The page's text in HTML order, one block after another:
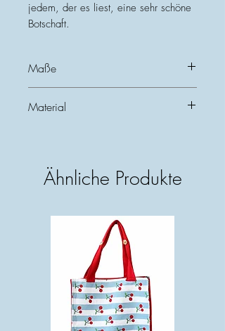
jedem, der es liest, eine sehr schöne
Botschaft.
Maße
Höhe: ca 15,5 cm
Material
Ähnliche Produkte